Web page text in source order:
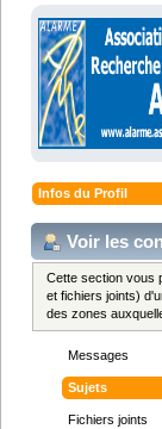
Infos du Profil
Voir les
Cette section vous
et fichiers joints)
des zones
Messages
Sujets
Fichiers joints